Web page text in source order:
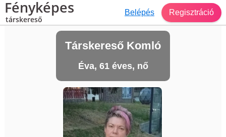
Fényképes
társkereső
Belépés Regisztráció
Társkereső Komló
Éva, 61 éves, nő